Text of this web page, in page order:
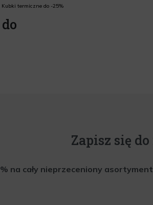
Kubki termiczne do -25%
Zapisz się
na cały nieprzeceniony